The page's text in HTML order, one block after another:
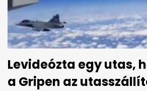
Levideózta egy utas,
a Gripen az